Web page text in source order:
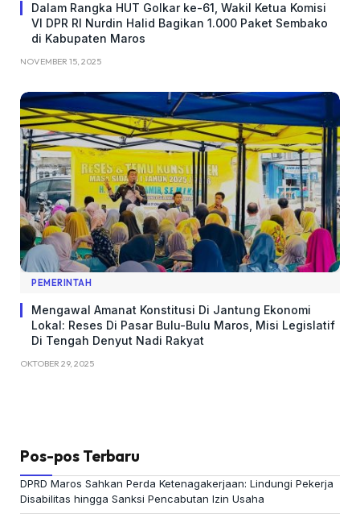
Dalam Rangka HUT Golkar ke-61, Wakil Ketua Komisi
VI DPR RI Nurdin Halid Bagikan 1.000 Paket Sembako
di Kabupaten Maros
NOVEMBER 15, 2025
PEMERINTAH
Mengawal Amanat Konstitusi Di Jantung Ekonomi
Lokal: Reses Di Pasar Bulu-Bulu Maros, Misi Legislatif
Di Tengah Denyut Nadi Rakyat
OKTOBER 29, 2025
Pos-pos Terbaru
DPRD Maros Sahkan Perda Ketenagakerjaan: Lindungi Pekerja
Disabilitas hingga Sanksi Pencabutan Izin Usaha